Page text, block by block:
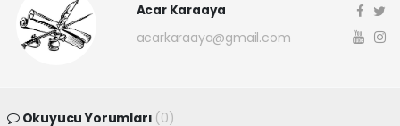
Acar Karaaya
acarkaraaya@gmail.com
Okuyucu Yorumları (0)